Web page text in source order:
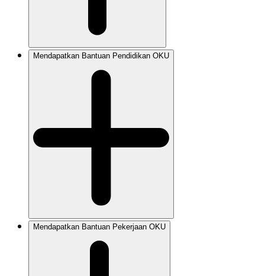
Mendapatkan Bantuan Pendidikan OKU
Mendapatkan Bantuan Pekerjaan OKU